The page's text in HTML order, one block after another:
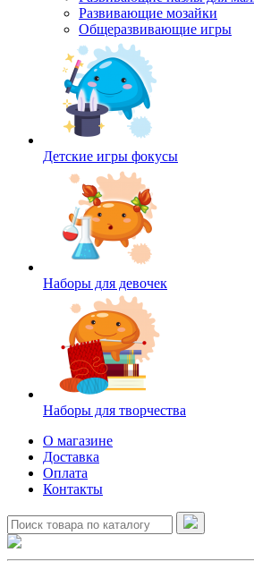
Развивающие мозайки
Общеразвивающие игры
Детские игры фокусы
Наборы для девочек
Наборы для творчества
О магазине
Доставка
Оплата
Контакты